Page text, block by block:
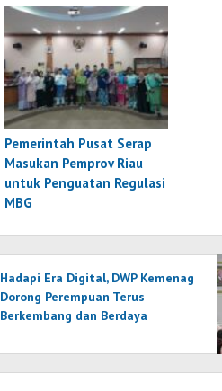
Pemerintah Pusat Serap
Masukan Pemprov Riau
untuk Penguatan Regulasi
MBG
Hadapi Era Digital, DWP Kemenag
Dorong Perempuan Terus
Berkembang dan Berdaya